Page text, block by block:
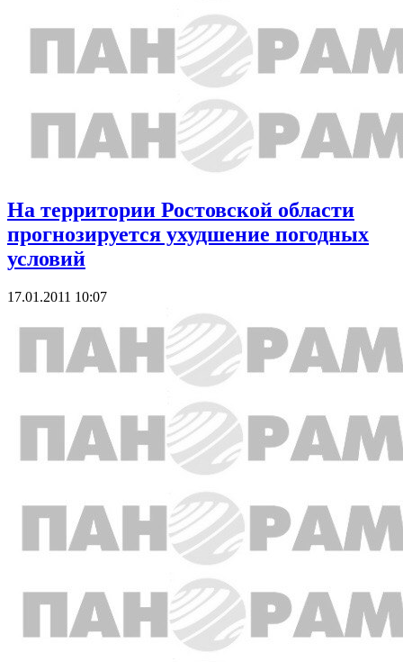
На территории Ростовской области
прогнозируется ухудшение погодных
условий
17.01.2011 10:07